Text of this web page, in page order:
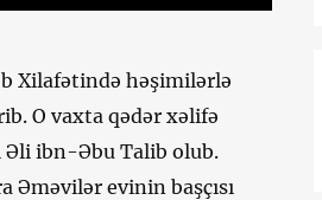
Xilafətində həşimilərlə
O vaxta qədər xəlifə
Əli ibn-Əbu Talib olub.
Əməvilər evinin başçısı